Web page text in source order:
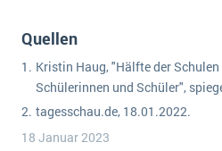
Quellen
Kristin Haug, "Hälfte der
Schülerinnen und Schüler",
tagesschau.de, 18.01.2022.
18 Januar 2023